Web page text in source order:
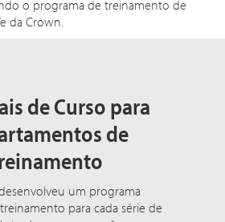
o programa de treinamento de
da Crown.
de Curso para
de
um programa
para cada série de